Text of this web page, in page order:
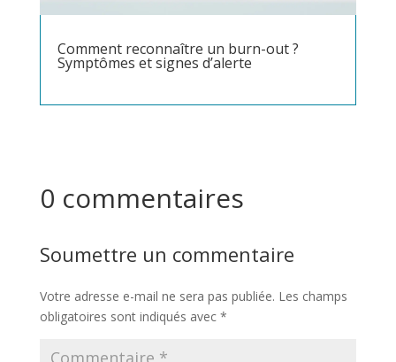
Comment reconnaître un burn-out ?
Symptômes et signes d’alerte
0 commentaires
Soumettre un commentaire
Votre adresse e-mail ne sera pas publiée. Les champs
obligatoires sont indiqués avec *